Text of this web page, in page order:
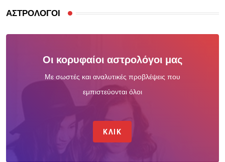
ΑΣΤΡΟΛΌΓΟΙ
Οι κορυφαίοι αστρολόγοι μας
Με σωστές και αναλυτικές προβλέψεις που
εμπιστεύονται όλοι
ΚΛΙΚ